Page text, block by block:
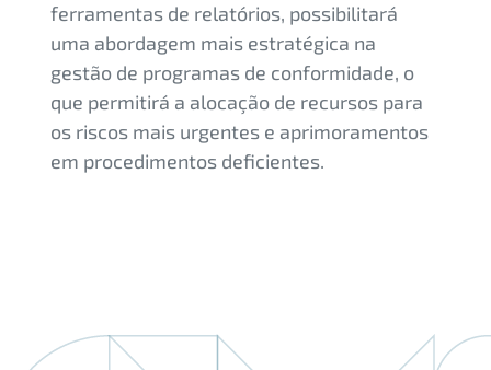
ferramentas de relatórios, possibilitará
uma abordagem mais estratégica na
gestão de programas de conformidade, o
que permitirá a alocação de recursos para
os riscos mais urgentes e aprimoramentos
em procedimentos deficientes.